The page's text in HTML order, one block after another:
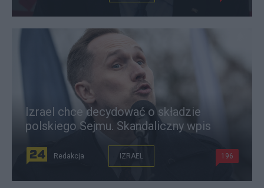
Izrael chce decydować o składzie
polskiego Sejmu. Skandaliczny wpis
Redakcja IZRAEL 196